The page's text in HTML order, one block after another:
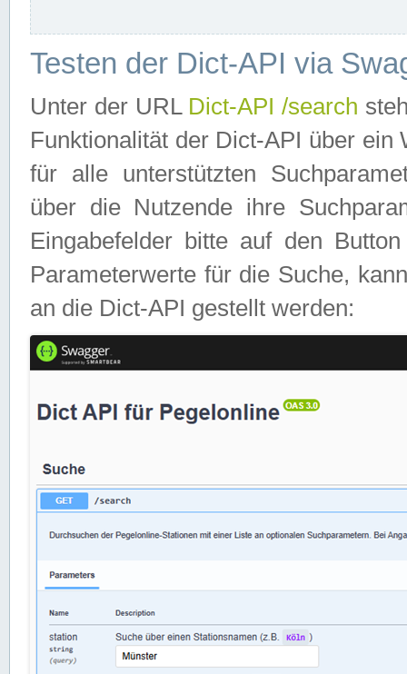
Testen der Dict-API via
Unter der URL Dict-API /search
Funktionalität der Dict-API über
für alle unterstützten
über die Nutzende ihre
Eingabefelder bitte auf den
Parameterwerte für die Suche,
an die Dict-API gestellt werden: